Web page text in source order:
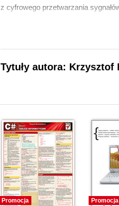
z cyfrowego przetwarzania
Tytuły autora:
Promocja Promocja